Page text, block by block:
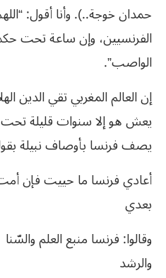
حمدان خوجة..). وأنا أقول:
الفرنسيين، وإن ساعة تحت
الواصب”.
إن العالم المغربي تقي الدين
يعش هو إلا سنوات قليلة
يصف فرنسا بأوصاف نبيلة
أعادي فرنسا ما حييت فإن
بعدي
وقالوا: فرنسا منبع العلم
والرشد